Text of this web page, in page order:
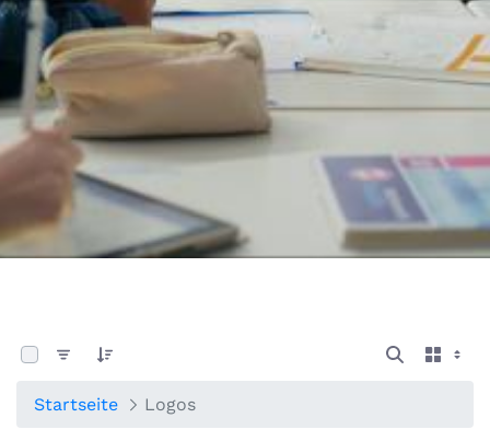
0 von 5 Elemente ausgewählt
Startseite Logos